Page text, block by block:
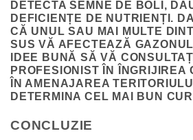
DETECTA SEMNE DE BOLI,
DEFICIENȚE DE NUTRIENȚI.
CĂ UNUL SAU MAI MULTE
SUS VĂ AFECTEAZĂ
IDEE BUNĂ SĂ VĂ
PROFESIONIST ÎN ÎNGRIJIREA
ÎN AMENAJAREA
DETERMINA CEL MAI BUN
CONCLUZIE